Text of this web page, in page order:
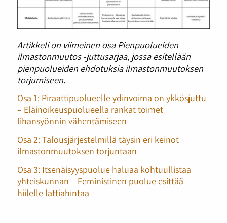
Artikkeli on viimeinen osa Pienpuolueiden
ilmastonmuutos -juttusarjaa, jossa esitellään
pienpuolueiden ehdotuksia ilmastonmuutoksen
torjumiseen.
Osa 1: Piraattipuolueelle ydinvoima on ykkösjuttu
– Eläinoikeuspuolueella rankat toimet
lihansyönnin vähentämiseen
Osa 2: Talousjärjestelmillä täysin eri keinot
ilmastonmuutoksen torjuntaan
Osa 3: Itsenäisyyspuolue haluaa kohtuullistaa
yhteiskunnan – Feministinen puolue esittää
hiilelle lattiahintaa